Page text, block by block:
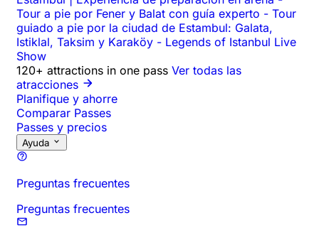
Tour a pie por Fener y Balat con guía experto - Tour
guiado a pie por la ciudad de Estambul: Galata,
Istiklal, Taksim y Karaköy - Legends of Istanbul Live
Show
120+ attractions in one pass Ver todas las
atracciones
Planifique y ahorre
Comparar Passes
Passes y precios
Ayuda
Preguntas frecuentes
Preguntas frecuentes